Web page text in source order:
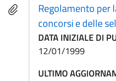
Regolamento per
concorsi e delle
DATA INIZIALE DI
12/01/1999
ULTIMO